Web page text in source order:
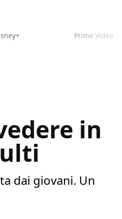
Prime Video
in
dai giovani. Un